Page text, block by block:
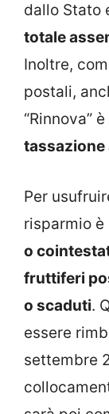
dallo Stato
totale
Inoltre,
postali,
“Rinnova”
tassazione
Per
risparmio è
o
fruttiferi
o scaduti.
essere
settembre